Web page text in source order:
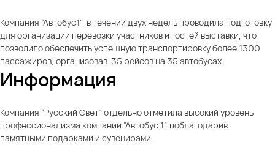
Компания “Автобус1" в течении двух недель проводила подготовку
для организации перевозки участников и гостей выставки, что
позволило обеспечить успешную транспортировку более 1300
пассажиров, организовав 35 рейсов на 35 автобусах.
Информация
Компания “Русский Свет” отдельно отметила высокий уровень
профессионализма компании “Автобус 1”, поблагодарив
памятными подарками и сувенирами.